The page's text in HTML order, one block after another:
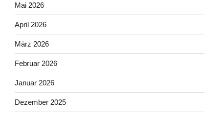
Mai 2026
April 2026
März 2026
Februar 2026
Januar 2026
Dezember 2025